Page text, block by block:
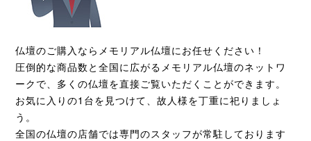
仏壇のご購入ならメモリアル仏壇にお任せください！
圧倒的な商品数と全国に広がるメモリアル仏壇のネットワ
ークで、多くの仏壇を直接ご覧いただくことができます。
お気に入りの1台を見つけて、故人様を丁重に祀りましょ
う。
全国の仏壇の店舗では専門のスタッフが常駐しております